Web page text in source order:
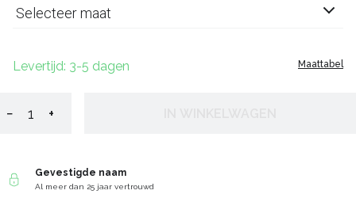
Selecteer maat
Maattabel
Levertijd: 3-5 dagen
− +
Gevestigde naam
Al meer dan 25 jaar vertrouwd